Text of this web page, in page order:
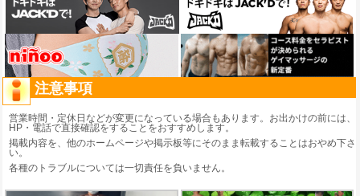
注意事項
営業時間・定休日などが変更になっている場合もあります。お出かけの前には、
HP・電話で直接確認をすることをおすすめします。
掲載内容を、他のホームページや掲示板等にそのまま転載することはおやめ下さ
い。
各種のトラブルについては一切責任を負いません。